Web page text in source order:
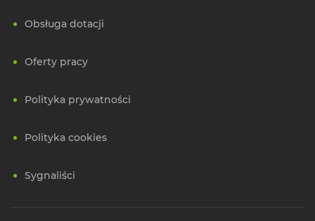
Obsługa dotacji
Oferty pracy
Polityka prywatności
Polityka cookies
Sygnaliści